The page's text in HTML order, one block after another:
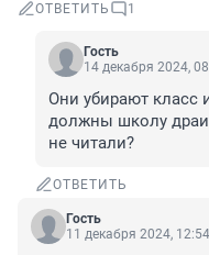
ОТВЕТИТЬ 1
Гость
14 декабря 2024,
Они убирают класс
должны школу
не читали?
ОТВЕТИТЬ
Гость
11 декабря 2024, 12:54